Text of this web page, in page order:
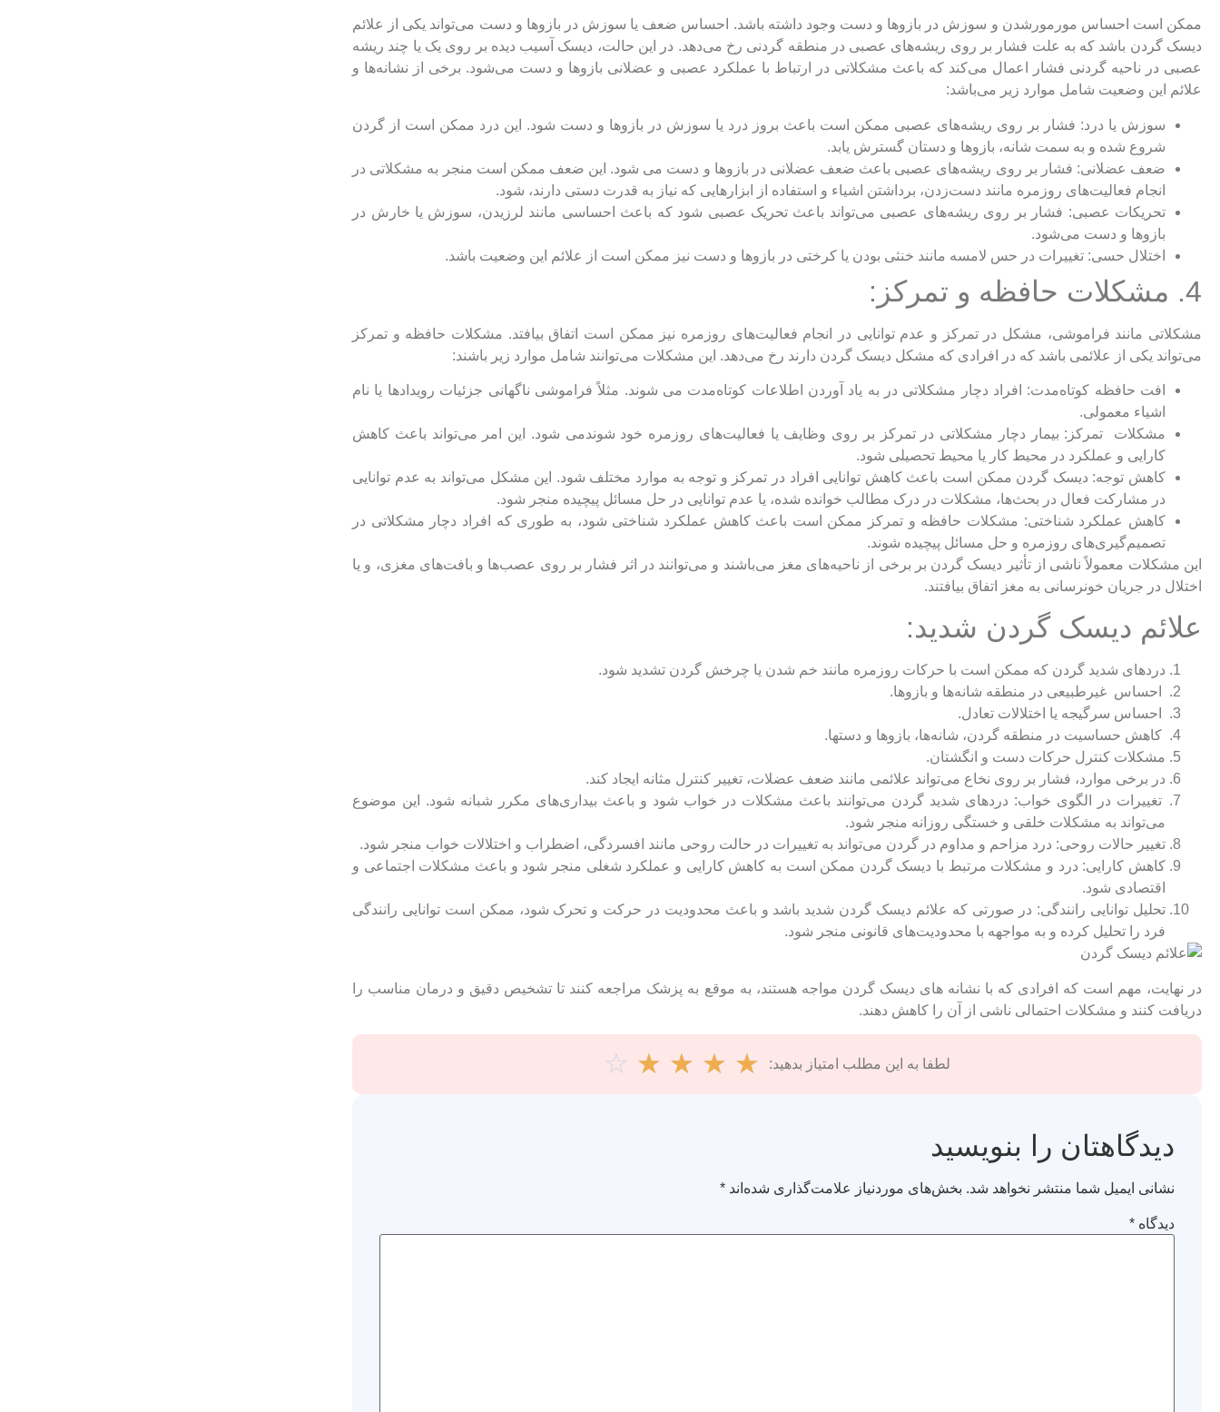
ممکن است احساس مورمورشدن و سوزش در بازوها و دست وجود داشته باشد. احساس ضعف یا سوزش در بازوها و دست می‌تواند یکی از علائم
دیسک گردن باشد که به علت فشار بر روی ریشه‌های عصبی در منطقه گردنی رخ می‌دهد. در این حالت، دیسک آسیب دیده بر روی یک یا چند ریشه
عصبی در ناحیه گردنی فشار اعمال می‌کند که باعث مشکلاتی در ارتباط با عملکرد عصبی و عضلانی بازوها و دست می‌شود. برخی از نشانه‌ها و
علائم این وضعیت شامل موارد زیر می‌باشد:
سوزش یا درد: فشار بر روی ریشه‌های عصبی ممکن است باعث بروز درد یا سوزش در بازوها و دست شود. این درد ممکن است از گردن
شروع شده و به سمت شانه، بازوها و دستان گسترش یابد.
ضعف عضلانی: فشار بر روی ریشه‌های عصبی باعث ضعف عضلانی در بازوها و دست می شود. این ضعف ممکن است منجر به مشکلاتی در
انجام فعالیت‌های روزمره مانند دست‌زدن، برداشتن اشیاء و استفاده از ابزارهایی که نیاز به قدرت دستی دارند، شود.
تحریکات عصبی: فشار بر روی ریشه‌های عصبی می‌تواند باعث تحریک عصبی شود که باعث احساسی مانند لرزیدن، سوزش یا خارش در
بازوها و دست می‌شود.
اختلال حسی: تغییرات در حس لامسه مانند خنثی بودن یا کرختی در بازوها و دست نیز ممکن است از علائم این وضعیت باشد.
4. مشکلات حافظه و تمرکز:
مشکلاتی مانند فراموشی، مشکل در تمرکز و عدم توانایی در انجام فعالیت‌های روزمره نیز ممکن است اتفاق بیافتد. مشکلات حافظه و تمرکز
می‌تواند یکی از علائمی باشد که در افرادی که مشکل دیسک گردن دارند رخ می‌دهد. این مشکلات می‌توانند شامل موارد زیر باشند:
افت حافظه کوتاه‌مدت: افراد دچار مشکلاتی در به یاد آوردن اطلاعات کوتاه‌مدت می شوند. مثلاً فراموشی ناگهانی جزئیات رویدادها یا نام
اشیاء معمولی.
مشکلات تمرکز: بیمار دچار مشکلاتی در تمرکز بر روی وظایف یا فعالیت‌های روزمره خود شوندمی شود. این امر می‌تواند باعث کاهش
کارایی و عملکرد در محیط کار یا محیط تحصیلی شود.
کاهش توجه: دیسک گردن ممکن است باعث کاهش توانایی افراد در تمرکز و توجه به موارد مختلف شود. این مشکل می‌تواند به عدم توانایی
در مشارکت فعال در بحث‌ها، مشکلات در درک مطالب خوانده شده، یا عدم توانایی در حل مسائل پیچیده منجر شود.
کاهش عملکرد شناختی: مشکلات حافظه و تمرکز ممکن است باعث کاهش عملکرد شناختی شود، به طوری که افراد دچار مشکلاتی در
تصمیم‌گیری‌های روزمره و حل مسائل پیچیده شوند.
این مشکلات معمولاً ناشی از تأثیر دیسک گردن بر برخی از ناحیه‌های مغز می‌باشند و می‌توانند در اثر فشار بر روی عصب‌ها و بافت‌های مغزی، و یا
اختلال در جریان خونرسانی به مغز اتفاق بیافتند.
علائم دیسک گردن شدید:
دردهای شدید گردن که ممکن است با حرکات روزمره مانند خم شدن یا چرخش گردن تشدید شود.
احساس غیرطبیعی در منطقه شانه‌ها و بازوها.
احساس سرگیجه یا اختلالات تعادل.
کاهش حساسیت در منطقه گردن، شانه‌ها، بازوها و دستها.
مشکلات کنترل حرکات دست و انگشتان.
در برخی موارد، فشار بر روی نخاع می‌تواند علائمی مانند ضعف عضلات، تغییر کنترل مثانه ایجاد کند.
تغییرات در الگوی خواب: دردهای شدید گردن می‌توانند باعث مشکلات در خواب شود و باعث بیداری‌های مکرر شبانه شود. این موضوع
می‌تواند به مشکلات خلقی و خستگی روزانه منجر شود.
تغییر حالات روحی: درد مزاحم و مداوم در گردن می‌تواند به تغییرات در حالت روحی مانند افسردگی، اضطراب و اختلالات خواب منجر شود.
کاهش کارایی: درد و مشکلات مرتبط با دیسک گردن ممکن است به کاهش کارایی و عملکرد شغلی منجر شود و باعث مشکلات اجتماعی و
اقتصادی شود.
تحلیل توانایی رانندگی: در صورتی که علائم دیسک گردن شدید باشد و باعث محدودیت در حرکت و تحرک شود، ممکن است توانایی رانندگی
فرد را تحلیل کرده و به مواجهه با محدودیت‌های قانونی منجر شود.
در نهایت، مهم است که افرادی که با نشانه های دیسک گردن مواجه هستند، به موقع به پزشک مراجعه کنند تا تشخیص دقیق و درمان مناسب را
دریافت کنند و مشکلات احتمالی ناشی از آن را کاهش دهند.
لطفا به این مطلب امتیاز بدهید: ☆
☆
☆
☆
☆
دیدگاهتان را بنویسید
نشانی ایمیل شما منتشر نخواهد شد. بخش‌های موردنیاز علامت‌گذاری شده‌اند *
دیدگاه *